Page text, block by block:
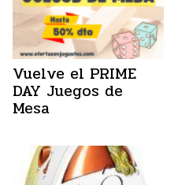
Vuelve el PRIME
DAY Juegos de
Mesa